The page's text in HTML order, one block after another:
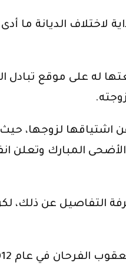
لاختلاف الديانة ما
له على موقع تبادل
انفصالها بحوالي 14 ساعة فقط كانت قد
التفاصيل عن ذلك،